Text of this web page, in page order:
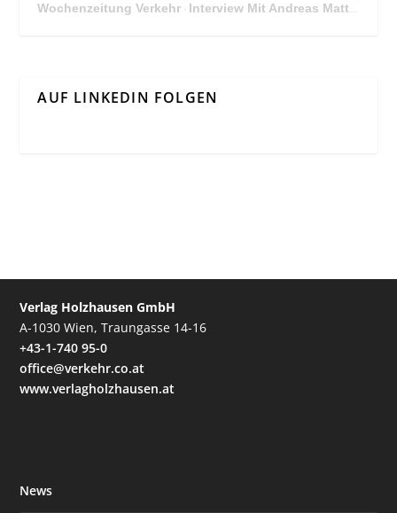
Wochenzeitung Verkehr · Interview Mit Andreas Matthä, CEO der ÖBB Holding
AUF LINKEDIN FOLGEN
Verlag Holzhausen GmbH
A-1030 Wien, Traungasse 14-16
+43-1-740 95-0
office@verkehr.co.at
www.verlagholzhausen.at
News